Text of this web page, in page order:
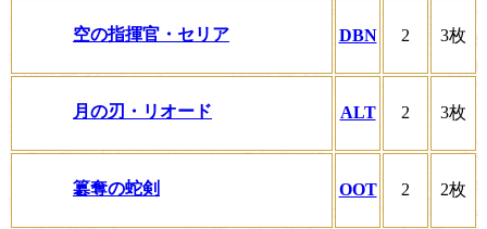
空の指揮官・セリア DBN 2 3枚
月の刃・リオード ALT 2 3枚
簒奪の蛇剣 OOT 2 2枚